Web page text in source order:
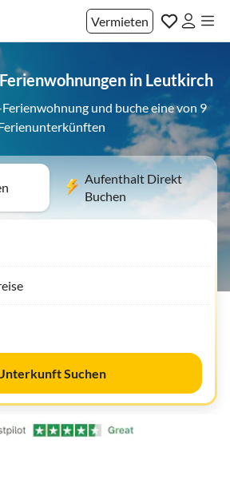
Vermieten
in Leutkirch
und buche eine von 9
Aufenthalt Direkt
Buchen
Suchen